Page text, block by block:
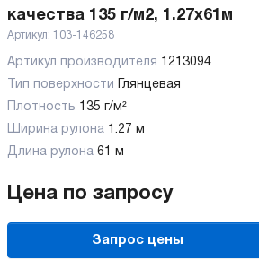
качества 135 г/м2, 1.27х61м
Артикул: 103-146258
Артикул производителя 1213094
Тип поверхности
Глянцевая
Плотность 135 г/м²
Ширина рулона 1.27 м
Длина рулона 61 м
Цена по запросу
Запрос цены